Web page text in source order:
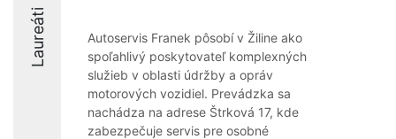
Laureáti
Autoservis Franek pôsobí v Žiline ako
spoľahlivý poskytovateľ komplexných
služieb v oblasti údržby a opráv
motorových vozidiel. Prevádzka sa
nachádza na adrese Štrková 17, kde
zabezpečuje servis pre osobné